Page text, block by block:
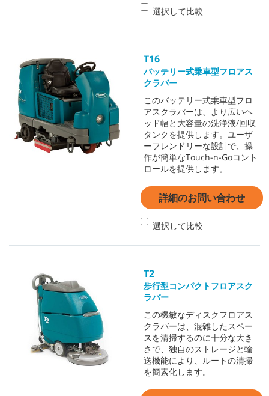
選択して比較
T16
バッテリー式乗車型フロアス
クラバー
このバッテリー式乗車型フロ
アスクラバーは、より広いヘ
ッド幅と大容量の洗浄液/回収
タンクを提供します。ユーザ
ーフレンドリーな設計で、操
作が簡単なTouch-n-Goコント
ロールを提供します。
詳細のお問い合わせ
選択して比較
T2
歩行型コンパクトフロアスク
ラバー
この機敏なディスクフロアス
クラバーは、混雑したスペー
スを清掃するのに十分な大き
さで、独自のストレージと輸
送機能により、ルートの清掃
を簡素化します。